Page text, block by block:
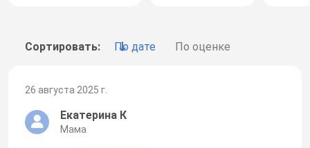
Сортировать: По дате По оценке
26 августа 2025 г.
Екатерина К
Мама